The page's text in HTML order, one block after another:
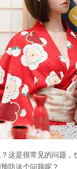
这是很常见的问题
防这个问题呢？